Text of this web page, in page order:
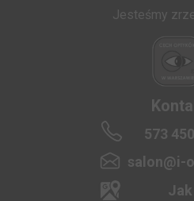
Jak
Jesteśmy
salon@i-
573